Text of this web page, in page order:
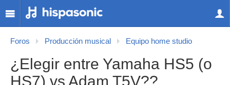
Foros Producción musical Equipo home studio
¿Elegir entre Yamaha HS5 (o
HS7) vs Adam T5V??